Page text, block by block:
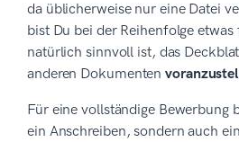
da üblicherweise nur eine Datei
bist Du bei der Reihenfolge etwas
natürlich sinnvoll ist, das
anderen Dokumenten
Für eine vollständige Bewerbung
ein Anschreiben, sondern auch